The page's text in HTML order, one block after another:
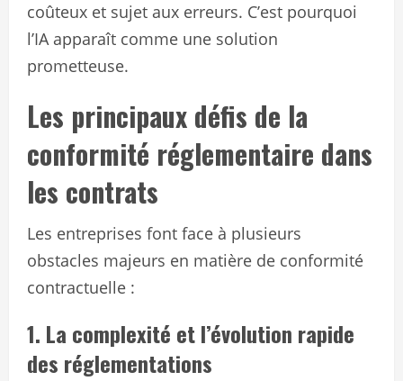
coûteux et sujet aux erreurs. C’est pourquoi
l’IA apparaît comme une solution
prometteuse.
Les principaux défis de la
conformité réglementaire dans
les contrats
Les entreprises font face à plusieurs
obstacles majeurs en matière de conformité
contractuelle :
1. La complexité et l’évolution rapide
des réglementations